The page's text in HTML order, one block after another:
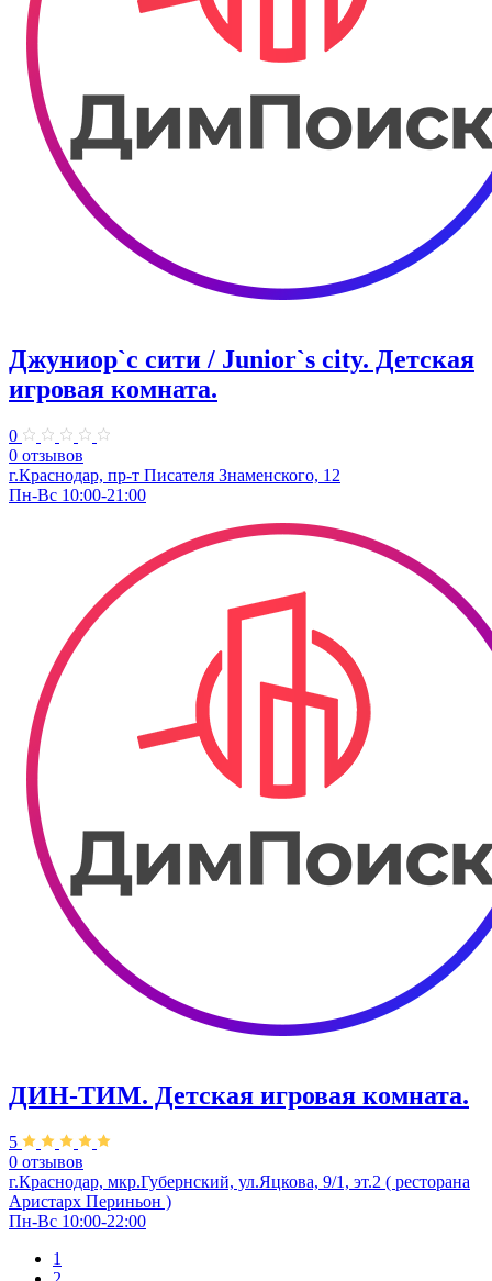
Джуниор`с сити / Junior`s city. ​Детская
игровая комната.
0
0 отзывов
​г.Краснодар, пр-т Писателя Знаменского, 12
Пн-Вс 10:00-21:00
ДИН-ТИМ. Детская игровая комната.
5
0 отзывов
г.Краснодар, мкр.Губернский, ул.Яцкова, 9/1, эт.2 ( ресторана
Аристарх Периньон )
Пн-Вс 10:00-22:00
1